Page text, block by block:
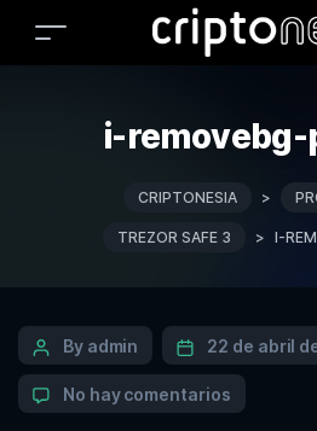
i-
CRIPTONESIA >
TREZOR SAFE 3 > I-
By admin 22 de abril
No hay comentarios